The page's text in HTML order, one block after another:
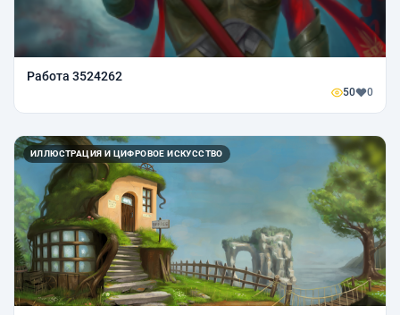
Работа 3524262
50 0
ИЛЛЮСТРАЦИЯ И ЦИФРОВОЕ ИСКУССТВО